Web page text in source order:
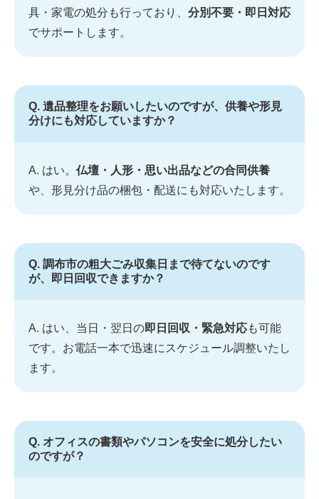
具・家電の処分も行っており、 分別不要・即日対応
でサポートします。
Q. 遺品整理をお願いしたいのですが、供養や形見
分けにも対応していますか？
A. はい。 仏壇・人形・思い出品などの合同供養
や、形見分け品の梱包・配送にも対応いたします。
Q. 調布市の粗大ごみ収集日まで待てないのです
が、即日回収できますか？
A. はい、当日・翌日の即日回収・緊急対応も可能
です。お電話一本で迅速にスケジュール調整いたし
ます。
Q. オフィスの書類やパソコンを安全に処分したい
のですが？